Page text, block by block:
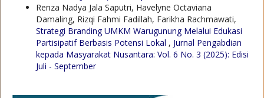
Renza Nadya Jala Saputri, Havelyne Octaviana
Damaling, Rizqi Fahmi Fadillah, Farikha Rachmawati,
Strategi Branding UMKM Warugunung Melalui Edukasi
Partisipatif Berbasis Potensi Lokal , Jurnal Pengabdian
kepada Masyarakat Nusantara: Vol. 6 No. 3 (2025): Edisi
Juli - September